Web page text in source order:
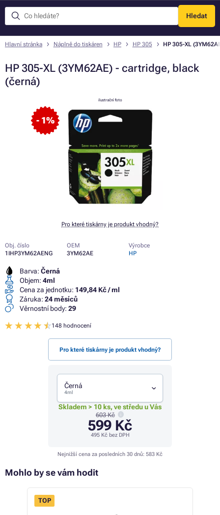
Hledat
Menu
Hlavní stránka Náplně do tiskáren HP HP 305 HP 305-XL
HP 305-XL (3YM62AE) - cartridge, black
(černá)
- 1%
ilustrační foto
Pro které tiskárny je produkt vhodný?
Obj. číslo
1IHP3YM62AENG
OEM
3YM62AE
Výrobce
HP
Barva: Černá
Objem: 4ml
Cena za jednotku: 149,84 Kč / ml
Záruka: 24 měsíců
Věrnostní body: 29
148 hodnocení
Pro které tiskárny je produkt vhodný?
Černá
4ml
Skladem > 10 ks, ve středu u Vás
603 Kč
599 Kč
495 Kčbez DPH
Nejnižší cena za posledních 30 dnů: 583 Kč
Mohlo by se vám hodit
TOP